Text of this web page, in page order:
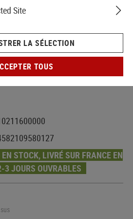
EN STOCK, LIVRÉ SUR FRANCE EN
3 JOURS OUVRABLES
Site
LA SÉLECTION
TOUS